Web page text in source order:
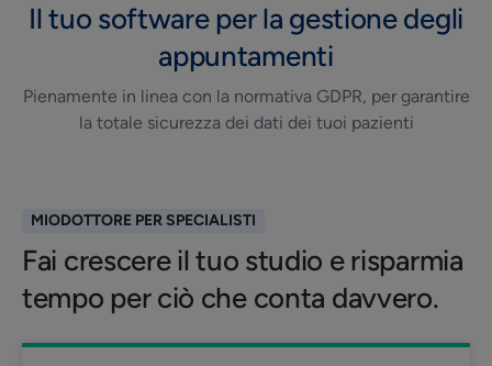
Il tuo software per la gestione degli
appuntamenti
Pienamente in linea con la normativa GDPR, per garantire
la totale sicurezza dei dati dei tuoi pazienti
MIODOTTORE PER SPECIALISTI
Fai crescere il tuo studio e risparmia
tempo per ciò che conta davvero.